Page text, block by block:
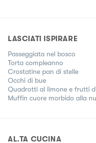
LASCIATI ISPIRARE
Passeggiata nel bosco
Torta compleanno
Crostatine pan di stelle
Occhi di bue
Quadrotti al limone e frutti
Muffin cuore morbido alla
AL.TA CUCINA